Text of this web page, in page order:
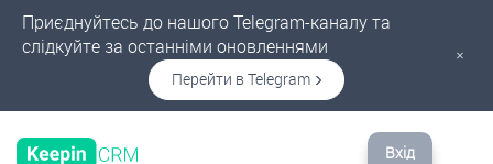
Приєднуйтесь до нашого Telegram-каналу та
слідкуйте за останніми оновленнями
Перейти в Telegram
×
Вхід